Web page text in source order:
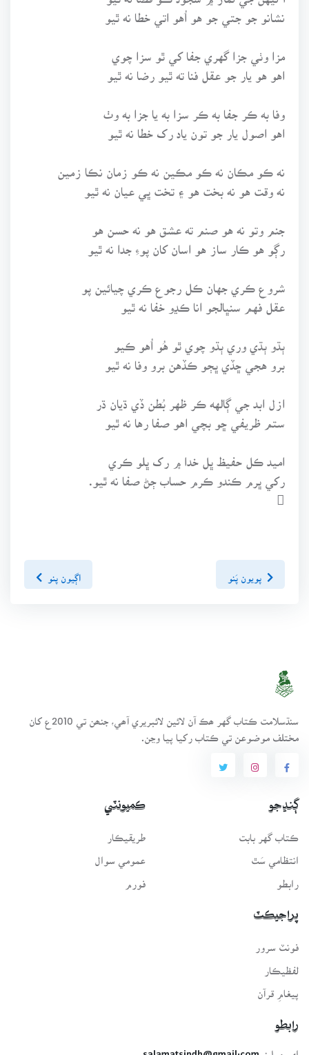
نشانو جو جتي جو هو اُهو اتي خطا نه ٿيو
مزا وٺي جزا گهري جفا کي ٿو سزا چوي
اهو هو يار جو عقل فنا ته ٿيو رضا نه ٿيو
وفا به ڪر جفا به ڪر سزا به يا جزا به وٺ
اهو اصول يار جو تون ياد رک خطا نه ٿيو
نه ڪو مڪان نه ڪو مڪين نه ڪو زمان نڪا زمين
نه وقت هو نه بخت هو ۽ تخت ڀي عيان نه ٿيو
رڳو هو ڪار ساز هو اسان کان پوءِ جدا نه ٿيو
شروع ڪري جهان ڪل رجوع ڪري چيائين پو
عقل فهم سنڀالجو انا ڪڍو خفا نه ٿيو
ٻڌو ٻڌي وري ٻڌو چوي ٿو هُو اُهو ڪيو
برو هجي ڇڏي ڀڄو ڪڏهن برو وفا نه ٿيو
ازل ابد جي ڳالهه ڪر ظهر بُطن ڏي ڌيان ڌر
ستم ظريفي ڇو بچي اهو صفا رها نه ٿيو
اميد ڪل حفيظ ڀل خدا ۾ رک ڀلو ڪري
رکي ڀرم ڪندو ڪرم حساب ڄڻ صفا نه ٿيو.

اڳيون پنو
سنڌسلامت ڪتاب گهر ھڪ آن لائين لائبريري آھي، جنھن تي 2010ع کان
مختلف موضوعن تي ڪتاب رکيا پيا وڃن.
ڳنڍجو
ڪتاب گهر بابت
انتظامي سَٿ
رابطو
ڪميونٽي
طريقيڪار
عمومي سوال
فورم
پراجيڪٽ
فونٽ سرور
لفظيڪار
پيغامِ قرآن
رابطو
اي-ميل: